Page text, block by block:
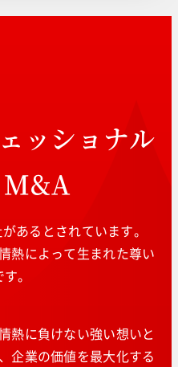
ッショナル
M&A
あるとされています。
熱によって生まれた尊い
。
熱に負けない強い想いと
企業の価値を最大化する